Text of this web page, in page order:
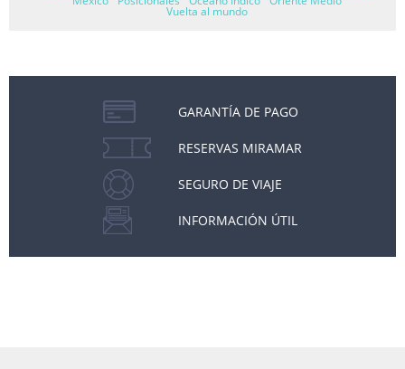
Vuelta al mundo
GARANTÍA DE PAGO
RESERVAS MIRAMAR
SEGURO DE VIAJE
INFORMACIÓN ÚTIL